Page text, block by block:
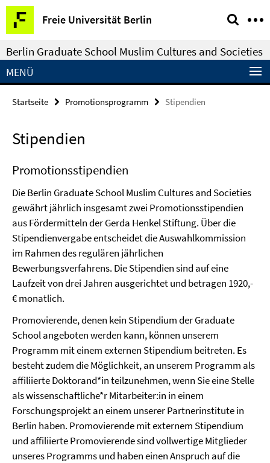
Springe
direkt
zu
Inhalt
Freie Universität Berlin
Service-
Navigation
Berlin Graduate School Muslim Cultures and Societies
MENÜ
Startseite Promotionsprogramm Stipendien
Stipendien
Promotionsstipendien
Die Berlin Graduate School Muslim Cultures and Societies
gewährt jährlich insgesamt zwei Promotionsstipendien
aus Fördermitteln der Gerda Henkel Stiftung. Über die
Stipendienvergabe entscheidet die Auswahlkommission
im Rahmen des regulären jährlichen
Bewerbungsverfahrens. Die Stipendien sind auf eine
Laufzeit von drei Jahren ausgerichtet und betragen 1920,-
€ monatlich.
Promovierende, denen kein Stipendium der Graduate
School angeboten werden kann, können unserem
Programm mit einem externen Stipendium beitreten. Es
besteht zudem die Möglichkeit, an unserem Programm als
affiliierte Doktorand*in teilzunehmen, wenn Sie eine Stelle
als wissenschaftliche*r Mitarbeiter:in in einem
Forschungsprojekt an einem unserer Partnerinstitute in
Berlin haben. Promovierende mit externem Stipendium
und affiliierte Promovierende sind vollwertige Mitglieder
unseres Programms und haben einen Anspruch auf die